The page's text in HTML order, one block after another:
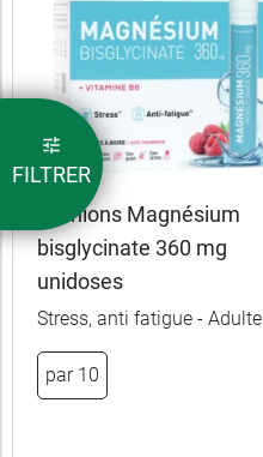
FILTRER
Granions Magnésium
bisglycinate 360 mg
unidoses
Stress, anti fatigue - Adulte
par 10